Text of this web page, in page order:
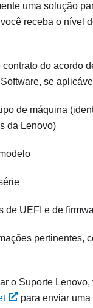
uma solução
receba o nível
contrato do acordo
se aplicável
de máquina
da Lenovo)
de UEFI e de
pertinentes,
o Suporte
para enviar uma